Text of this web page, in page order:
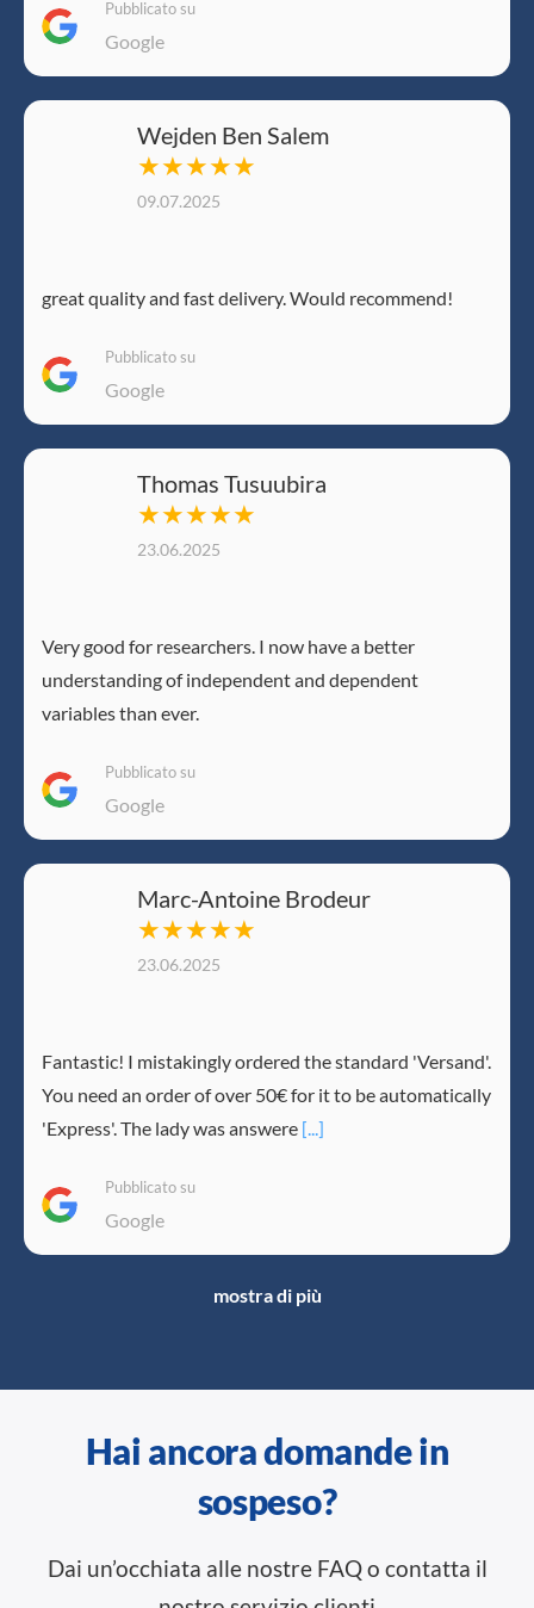
Pubblicato su
Google
Wejden Ben Salem
★★★★★
09.07.2025
great quality and fast delivery. Would recommend!
Pubblicato su
Google
Thomas Tusuubira
★★★★★
23.06.2025
Very good for researchers. I now have a better
understanding of independent and dependent
variables than ever.
Pubblicato su
Google
Marc-Antoine Brodeur
★★★★★
23.06.2025
Fantastic! I mistakingly ordered the standard 'Versand'.
You need an order of over 50€ for it to be automatically
'Express'. The lady was answere [...]
Pubblicato su
Google
mostra di più
Hai ancora domande in
sospeso?
Dai un’occhiata alle nostre FAQ o contatta il